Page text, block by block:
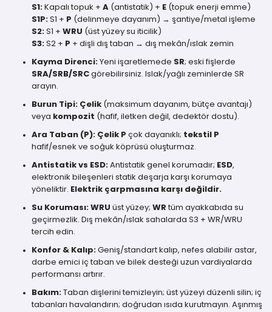
S1: Kapalı topuk + A (antistatik) + E (topuk enerji emme)
S1P: S1 + P (delinmeye dayanım) → şantiye/metal işleme
S2: S1 + WRU (üst yüzey su iticilik)
S3: S2 + P + dişli dış taban → dış mekân/ıslak zemin
Kayma Direnci: Yeni işaretlemede SR; eski fişlerde
SRA/SRB/SRC görebilirsiniz. Islak/yağlı zeminlerde SR
arayın.
Burun Tipi: Çelik (maksimum dayanım, bütçe avantajı)
veya kompozit (hafif, iletken değil, dedektör dostu).
Ara Taban (P): Çelik P çok dayanıklı; tekstil P
hafif/esnek ve soğuk köprüsü oluşturmaz.
Antistatik vs ESD: Antistatik genel korumadır; ESD,
elektronik bileşenleri statik deşarja karşı korumaya
yöneliktir. Elektrik çarpmasına karşı değildir.
Su Koruması: WRU üst yüzey; WR tüm ayakkabıda su
geçirmezlik. Dış mekân/ıslak sahalarda S3 + WR/WRU
tercih edin.
Konfor & Kalıp: Geniş/standart kalıp, nefes alabilir astar,
darbe emici iç taban ve bilek desteği uzun vardiyalarda
performansı artırır.
Bakım: Taban dişlerini temizleyin; üst yüzeyi düzenli silin; iç
tabanları havalandırın; doğrudan ısıda kurutmayın. Aşınmış